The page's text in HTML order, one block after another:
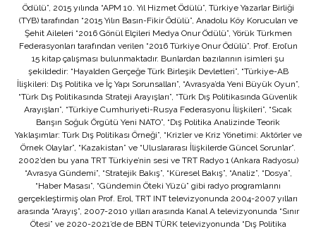
Ödülü”, 2015 yılında “APM 10. Yıl Hizmet Ödülü”, Türkiye Yazarlar Birliği
(TYB) tarafından “2015 Yılın Basın-Fikir Ödülü”, Anadolu Köy Korucuları ve
Şehit Aileleri “2016 Gönül Elçileri Medya Onur Ödülü”, Yörük Türkmen
Federasyonları tarafından verilen “2016 Türkiye Onur Ödülü”. Prof. Erol’un
15 kitap çalışması bulunmaktadır. Bunlardan bazılarının isimleri şu
şekildedir: “Hayalden Gerçeğe Türk Birleşik Devletleri”, “Türkiye-AB
İlişkileri: Dış Politika ve İç Yapı Sorunsalları”, “Avrasya’da Yeni Büyük Oyun”,
“Türk Dış Politikasında Strateji Arayışları”, “Türk Dış Politikasında Güvenlik
Arayışları”, “Türkiye Cumhuriyeti-Rusya Federasyonu İlişkileri”, “Sıcak
Barışın Soğuk Örgütü Yeni NATO”, “Dış Politika Analizinde Teorik
Yaklaşımlar: Türk Dış Politikası Örneği”, “Krizler ve Kriz Yönetimi: Aktörler ve
Örnek Olaylar”, “Kazakistan” ve “Uluslararası İlişkilerde Güncel Sorunlar”.
2002’den bu yana TRT Türkiye’nin sesi ve TRT Radyo 1 (Ankara Radyosu)
“Avrasya Gündemi”, “Stratejik Bakış”, “Küresel Bakış”, “Analiz”, “Dosya”,
“Haber Masası”, “Gündemin Öteki Yüzü” gibi radyo programlarını
gerçekleştirmiş olan Prof. Erol, TRT INT televizyonunda 2004-2007 yılları
arasında “Arayış”, 2007-2010 yılları arasında Kanal A televizyonunda “Sınır
Ötesi” ve 2020-2021’de de BBN TÜRK televizyonunda “Dış Politika